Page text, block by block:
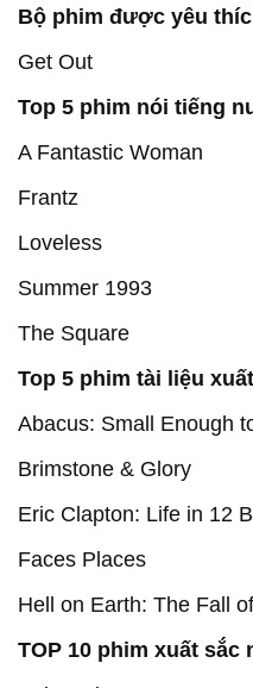
Bộ phim được yêu
Get Out
Top 5 phim nói tiếng
A Fantastic Woman
Frantz
Loveless
Summer 1993
The Square
Top 5 phim tài liệu
Abacus: Small Enough
Brimstone & Glory
Eric Clapton: Life in 12
Faces Places
Hell on Earth: The Fall
TOP 10 phim xuất sắc